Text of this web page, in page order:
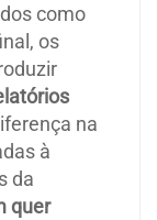
como
os
na
à
da
quer